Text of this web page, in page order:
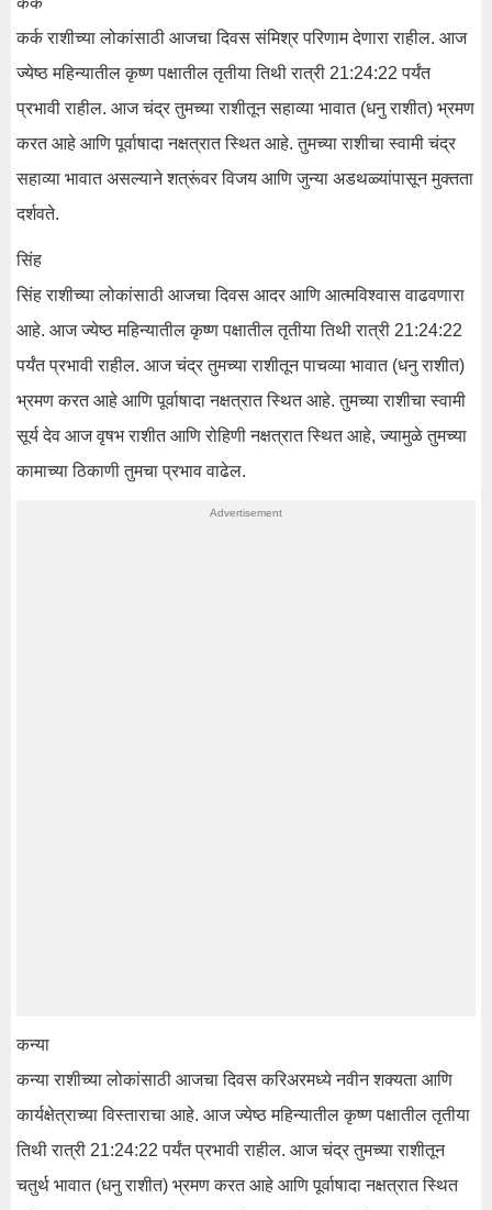
कर्क राशीच्या लोकांसाठी आजचा दिवस संमिश्र परिणाम देणारा राहील. आज
ज्येष्ठ महिन्यातील कृष्ण पक्षातील तृतीया तिथी रात्री 21:24:22 पर्यंत
प्रभावी राहील. आज चंद्र तुमच्या राशीतून सहाव्या भावात (धनु राशीत) भ्रमण
करत आहे आणि पूर्वाषादा नक्षत्रात स्थित आहे. तुमच्या राशीचा स्वामी चंद्र
सहाव्या भावात असल्याने शत्रूंवर विजय आणि जुन्या अडथळ्यांपासून मुक्तता
दर्शवते.
सिंह
सिंह राशीच्या लोकांसाठी आजचा दिवस आदर आणि आत्मविश्वास वाढवणारा
आहे. आज ज्येष्ठ महिन्यातील कृष्ण पक्षातील तृतीया तिथी रात्री 21:24:22
पर्यंत प्रभावी राहील. आज चंद्र तुमच्या राशीतून पाचव्या भावात (धनु राशीत)
भ्रमण करत आहे आणि पूर्वाषादा नक्षत्रात स्थित आहे. तुमच्या राशीचा स्वामी
सूर्य देव आज वृषभ राशीत आणि रोहिणी नक्षत्रात स्थित आहे, ज्यामुळे तुमच्या
कामाच्या ठिकाणी तुमचा प्रभाव वाढेल.
कन्या
कन्या राशीच्या लोकांसाठी आजचा दिवस करिअरमध्ये नवीन शक्यता आणि
कार्यक्षेत्राच्या विस्ताराचा आहे. आज ज्येष्ठ महिन्यातील कृष्ण पक्षातील तृतीया
तिथी रात्री 21:24:22 पर्यंत प्रभावी राहील. आज चंद्र तुमच्या राशीतून
चतुर्थ भावात (धनु राशीत) भ्रमण करत आहे आणि पूर्वाषादा नक्षत्रात स्थित